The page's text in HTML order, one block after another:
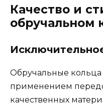
Качество и
обручальном
Обручальные кольца
применением
качественных